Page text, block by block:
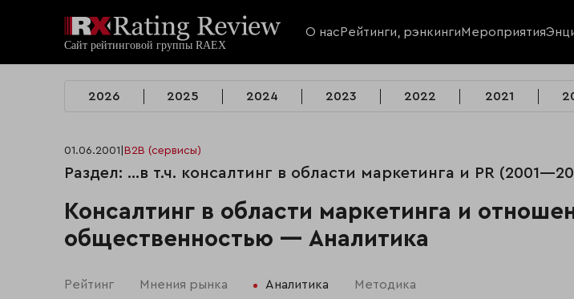
О нас Рейтинги, рэнкингиМероприятия
2026 2025 2024 2023 2022 2021
01.06.2001 B2B (сервисы)
Раздел: …в т.ч. консалтинг в области маркетинга и PR
Консалтинг в области маркетинга и
общественностью — Аналитика
Рейтинг Мнения рынка Аналитика Методика